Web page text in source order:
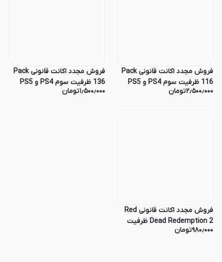
فروش مجدد اکانت قانونی Pack
116 ظرفیت سوم PS4 و PS5
۲٫۵۰۰٫۰۰۰تومان
فروش مجدد اکانت قانونی Pack
136 ظرفیت سوم PS4 و PS5
۱٫۵۰۰٫۰۰۰تومان
فروش مجدد اکانت قانونی Red
Dead Redemption 2 ظرفیت
سوم PS4 و PS5
۹۸۰٫۰۰۰تومان